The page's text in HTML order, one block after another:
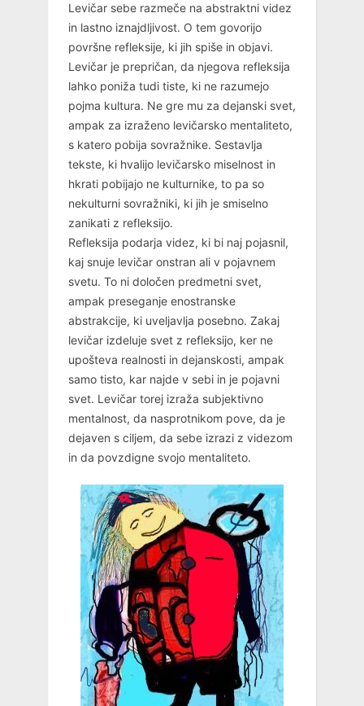
Levičar sebe razmeče na abstraktni videz
in lastno iznajdljivost. O tem govorijo
površne refleksije, ki jih spiše in objavi.
Levičar je prepričan, da njegova refleksija
lahko poniža tudi tiste, ki ne razumejo
pojma kultura. Ne gre mu za dejanski svet,
ampak za izraženo levičarsko mentaliteto,
s katero pobija sovražnike. Sestavlja
tekste, ki hvalijo levičarsko miselnost in
hkrati pobijajo ne kulturnike, to pa so
nekulturni sovražniki, ki jih je smiselno
zanikati z refleksijo.
Refleksija podarja videz, ki bi naj pojasnil,
kaj snuje levičar onstran ali v pojavnem
svetu. To ni določen predmetni svet,
ampak preseganje enostranske
abstrakcije, ki uveljavlja posebno. Zakaj
levičar izdeluje svet z refleksijo, ker ne
upošteva realnosti in dejanskosti, ampak
samo tisto, kar najde v sebi in je pojavni
svet. Levičar torej izraža subjektivno
mentalnost, da nasprotnikom pove, da je
dejaven s ciljem, da sebe izrazi z videzom
in da povzdigne svojo mentaliteto.